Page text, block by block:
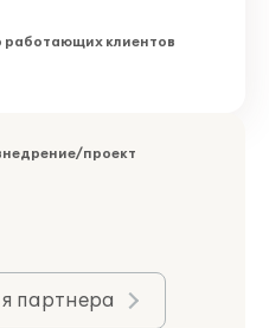
работающих клиентов
проект
партнера